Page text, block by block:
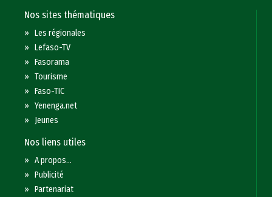
Nos sites thématiques
»Les régionales
»Lefaso-TV
»Fasorama
»Tourisme
»Faso-TIC
»Yenenga.net
» Jeunes
Nos liens utiles
»A propos...
»Publicité
»Partenariat